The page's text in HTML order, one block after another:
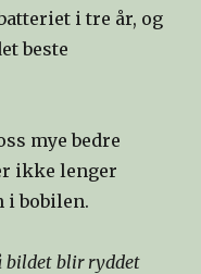
i tre år, og
beste
mye bedre
ikke lenger
i bobilen.
bildet blir ryddet